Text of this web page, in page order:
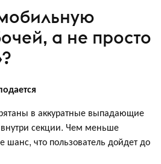
а не просто
в аккуратные выпадающие
секции. Чем меньше
что пользователь дойдет до